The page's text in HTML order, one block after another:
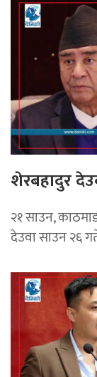
शेरबहादुर
२१ साउन,
देउवा साउन २६